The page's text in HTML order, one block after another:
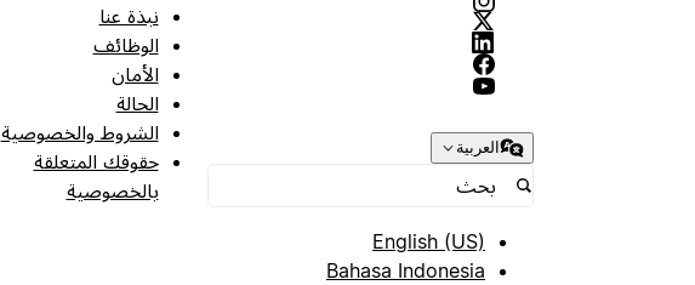
العربية
English (US)
Bahasa Indonesia
نبذة عنا
الوظائف
الأمان
الحالة
الشروط والخصوصية
حقوقك المتعلقة
بالخصوصية